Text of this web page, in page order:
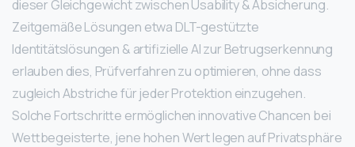
dieser Gleichgewicht zwischen Usability & Absicherung.
Zeitgemäße Lösungen etwa DLT-gestützte
Identitätslösungen & artifizielle AI zur Betrugserkennung
erlauben dies, Prüfverfahren zu optimieren, ohne dass
zugleich Abstriche für jeder Protektion einzugehen.
Solche Fortschritte ermöglichen innovative Chancen bei
Wettbegeisterte, jene hohen Wert legen auf Privatsphäre